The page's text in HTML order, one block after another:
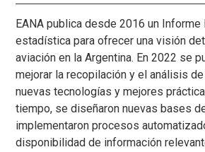
EANA publica desde 2016 un Informe
estadística para ofrecer una visión
aviación en la Argentina. En 2022 se
mejorar la recopilación y el análisis
nuevas tecnologías y mejores
tiempo, se diseñaron nuevas bases
implementaron procesos
disponibilidad de información